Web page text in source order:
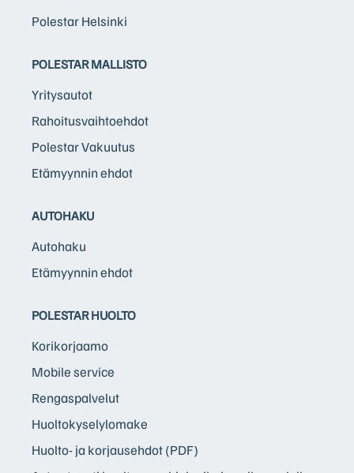
Polestar Helsinki
POLESTAR MALLISTO
Yritysautot
Rahoitusvaihtoehdot
Polestar Vakuutus
Etämyynnin ehdot
AUTOHAKU
Autohaku
Etämyynnin ehdot
POLESTAR HUOLTO
Korikorjaamo
Mobile service
Rengaspalvelut
Huoltokyselylomake
Huolto- ja korjausehdot (PDF)